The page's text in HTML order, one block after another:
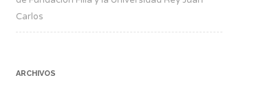
Carlos
ARCHIVOS